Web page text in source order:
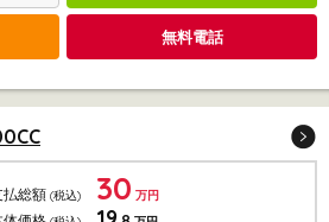
無料電話
払総額 (税込) 30 万円